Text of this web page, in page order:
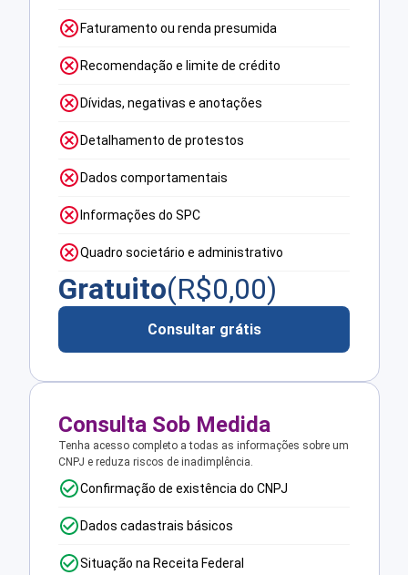
Faturamento ou renda presumida
Recomendação e limite de crédito
Dívidas, negativas e anotações
Detalhamento de protestos
Dados comportamentais
Informações do SPC
Quadro societário e administrativo
Gratuito(R$0,00)
Consultar grátis
Consulta Sob Medida
Tenha acesso completo a todas as informações sobre um
CNPJ e reduza riscos de inadimplência.
Confirmação de existência do CNPJ
Dados cadastrais básicos
Situação na Receita Federal